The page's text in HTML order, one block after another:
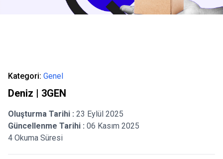
Kategori: Genel
Deniz | 3GEN
Oluşturma Tarihi : 23 Eylül 2025
Güncellenme Tarihi : 06 Kasım 2025
4 Okuma Süresi